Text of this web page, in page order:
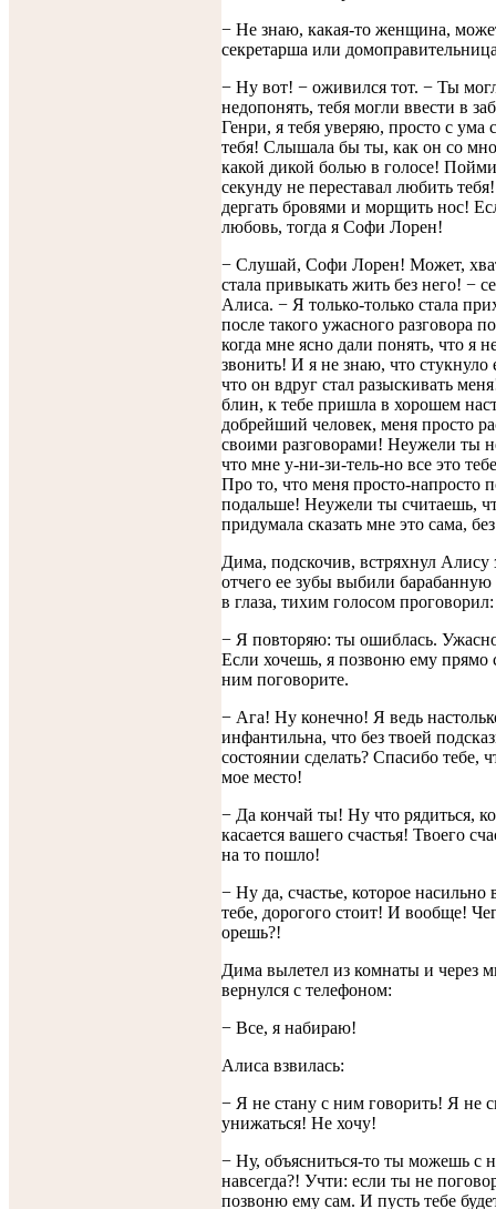
− Не знаю, какая-то женщина,
секретарша или
− Ну вот! − оживился тот. − Ты
недопонять, тебя могли ввести в
Генри, я тебя уверяю, просто с ума
тебя! Слышала бы ты, как он со
какой дикой болью в голосе!
секунду не переставал любить
дергать бровями и морщить нос!
любовь, тогда я Софи Лорен!
− Слушай, Софи Лорен! Может,
стала привыкать жить без него! −
Алиса. − Я только-только стала
после такого ужасного разговора
когда мне ясно дали понять, что я
звонить! И я не знаю, что стукнуло
что он вдруг стал разыскивать
блин, к тебе пришла в хорошем
добрейший человек, меня просто
своими разговорами! Неужели ты
что мне у-ни-зи-тель-но все это
Про то, что меня просто-напросто
подальше! Неужели ты считаешь,
придумала сказать мне это сама,
Дима, подскочив, встряхнул Алису
отчего ее зубы выбили барабанную
в глаза, тихим голосом проговорил:
− Я повторяю: ты ошиблась.
Если хочешь, я позвоню ему прямо
ним поговорите.
− Ага! Ну конечно! Я ведь
инфантильна, что без твоей
состоянии сделать? Спасибо тебе,
мое место!
− Да кончай ты! Ну что рядиться,
касается вашего счастья! Твоего
на то пошло!
− Ну да, счастье, которое насильно
тебе, дорогого стоит! И вообще!
орешь?!
Дима вылетел из комнаты и через
вернулся с телефоном:
− Все, я набираю!
Алиса взвилась:
− Я не стану с ним говорить! Я не
унижаться! Не хочу!
− Ну, объясниться-то ты можешь с
навсегда?! Учти: если ты не
позвоню ему сам. И пусть тебе